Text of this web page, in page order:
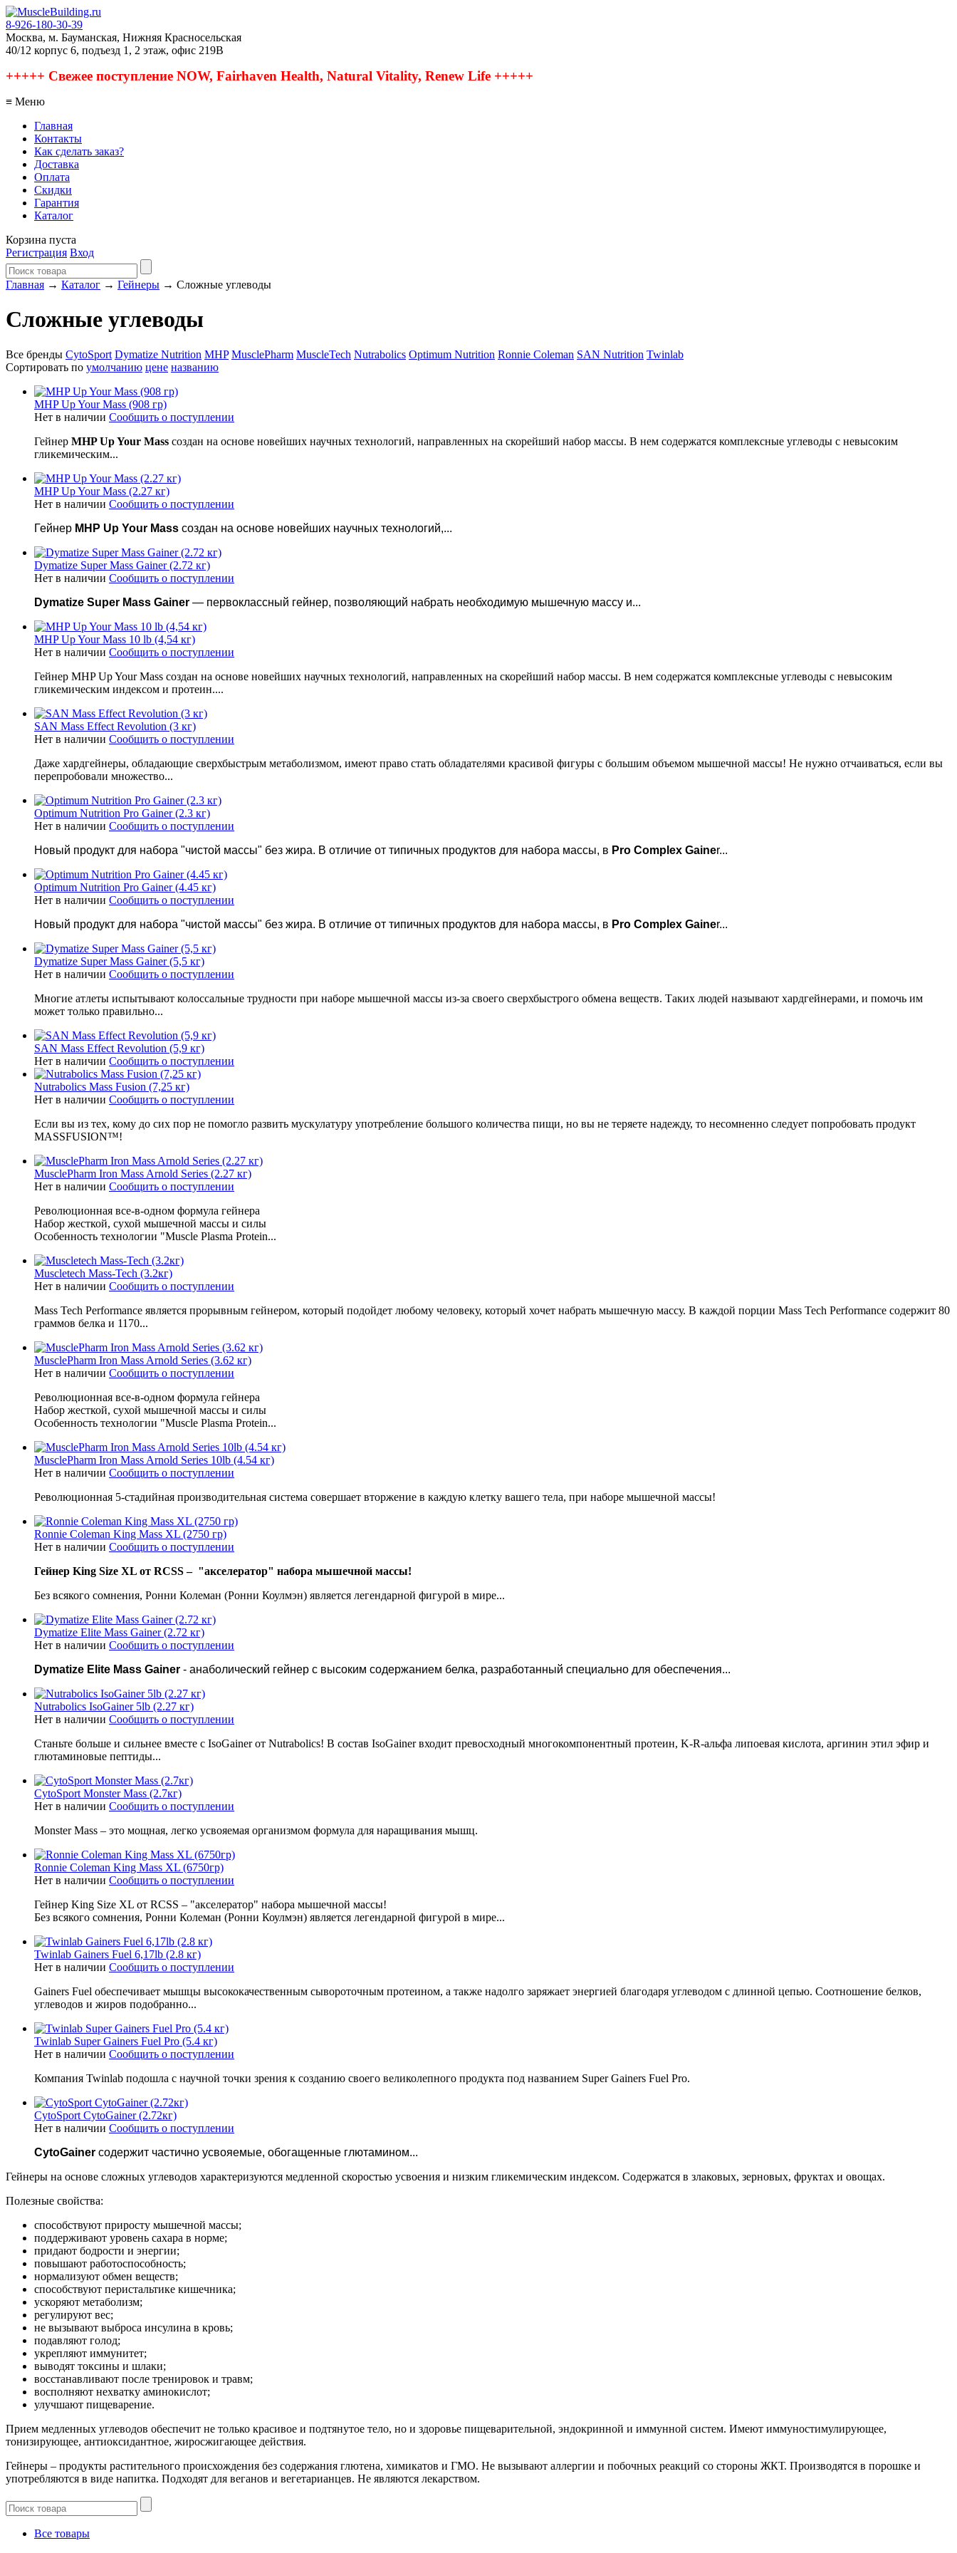
8-926-180-30-39
Москва, м. Бауманская, Нижняя Красносельская
40/12 корпус 6, подъезд 1, 2 этаж, офис 219В
+++++ Свежее поступление NOW, Fairhaven Health, Natural Vitality, Renew Life +++++
≡ Меню
Главная
Контакты
Как сделать заказ?
Доставка
Оплата
Скидки
Гарантия
Каталог
Корзина пуста
Регистрация Вход
Главная → Каталог → Гейнеры → Сложные углеводы
Сложные углеводы
Все бренды CytoSport Dymatize Nutrition MHP MusclePharm MuscleTech Nutrabolics Optimum Nutrition Ronnie Coleman SAN Nutrition Twinlab
Сортировать по умолчанию цене названию
MHP Up Your Mass (908 гр)
Нет в наличии Сообщить о поступлении
Гейнер MHP Up Your Mass создан на основе новейших научных технологий, направленных на скорейший набор массы. В нем содержатся комплексные углеводы с невысоким
гликемическим...
MHP Up Your Mass (2.27 кг)
Нет в наличии Сообщить о поступлении
Гейнер MHP Up Your Mass создан на основе новейших научных технологий,...
Dymatize Super Mass Gainer (2.72 кг)
Нет в наличии Сообщить о поступлении
Dymatize Super Mass Gainer — первоклассный гейнер, позволяющий набрать необходимую мышечную массу и...
MHP Up Your Mass 10 lb (4,54 кг)
Нет в наличии Сообщить о поступлении
Гейнер MHP Up Your Mass создан на основе новейших научных технологий, направленных на скорейший набор массы. В нем содержатся комплексные углеводы с невысоким
гликемическим индексом и протеин....
SAN Mass Effect Revolution (3 кг)
Нет в наличии Сообщить о поступлении
Даже хардгейнеры, обладающие сверхбыстрым метаболизмом, имеют право стать обладателями красивой фигуры с большим объемом мышечной массы! Не нужно отчаиваться, если вы
перепробовали множество...
Optimum Nutrition Pro Gainer (2.3 кг)
Нет в наличии Сообщить о поступлении
Новый продукт для набора "чистой массы" без жира. В отличие от типичных продуктов для набора массы, в Pro Complex Gainer...
Optimum Nutrition Pro Gainer (4.45 кг)
Нет в наличии Сообщить о поступлении
Новый продукт для набора "чистой массы" без жира. В отличие от типичных продуктов для набора массы, в Pro Complex Gainer...
Dymatize Super Mass Gainer (5,5 кг)
Нет в наличии Сообщить о поступлении
Многие атлеты испытывают колоссальные трудности при наборе мышечной массы из-за своего сверхбыстрого обмена веществ. Таких людей называют хардгейнерами, и помочь им
может только правильно...
SAN Mass Effect Revolution (5,9 кг)
Нет в наличии Сообщить о поступлении
Nutrabolics Mass Fusion (7,25 кг)
Нет в наличии Сообщить о поступлении
Если вы из тех, кому до сих пор не помогло развить мускулатуру употребление большого количества пищи, но вы не теряете надежду, то несомненно следует попробовать продукт
MASSFUSION™!
MusclePharm Iron Mass Arnold Series (2.27 кг)
Нет в наличии Сообщить о поступлении
Революционная все-в-одном формула гейнера
Набор жесткой, сухой мышечной массы и силы
Особенность технологии "Muscle Plasma Protein...
Muscletech Mass-Tech (3.2кг)
Нет в наличии Сообщить о поступлении
Mass Tech Performance является прорывным гейнером, который подойдет любому человеку, который хочет набрать мышечную массу. В каждой порции Mass Tech Performance содержит 80
граммов белка и 1170...
MusclePharm Iron Mass Arnold Series (3.62 кг)
Нет в наличии Сообщить о поступлении
Революционная все-в-одном формула гейнера
Набор жесткой, сухой мышечной массы и силы
Особенность технологии "Muscle Plasma Protein...
MusclePharm Iron Mass Arnold Series 10lb (4.54 кг)
Нет в наличии Сообщить о поступлении
Революционная 5-стадийная производительная система совершает вторжение в каждую клетку вашего тела, при наборе мышечной массы!
Ronnie Coleman King Mass XL (2750 гр)
Нет в наличии Сообщить о поступлении
Гейнер King Size XL от RCSS – "акселератор" набора мышечной массы!
Без всякого сомнения, Ронни Колеман (Ронни Коулмэн) является легендарной фигурой в мире...
Dymatize Elite Mass Gainer (2.72 кг)
Нет в наличии Сообщить о поступлении
Dymatize Elite Mass Gainer - анаболический гейнер с высоким содержанием белка, разработанный специально для обеспечения...
Nutrabolics IsoGainer 5lb (2.27 кг)
Нет в наличии Сообщить о поступлении
Станьте больше и сильнее вместе с IsoGainer от Nutrabolics! В состав IsoGainer входит превосходный многокомпонентный протеин, K-R-альфа липоевая кислота, аргинин этил эфир и
глютаминовые пептиды...
CytoSport Monster Mass (2.7кг)
Нет в наличии Сообщить о поступлении
Monster Mаss – это мощная, легко усвояемая организмом формула для наращивания мышц.
Ronnie Coleman King Mass XL (6750гр)
Нет в наличии Сообщить о поступлении
Гейнер King Size XL от RCSS – "акселератор" набора мышечной массы!
Без всякого сомнения, Ронни Колеман (Ронни Коулмэн) является легендарной фигурой в мире...
Twinlab Gainers Fuel 6,17lb (2.8 кг)
Нет в наличии Сообщить о поступлении
Gainers Fuel обеспечивает мышцы высококачественным сывороточным протеином, а также надолго заряжает энергией благодаря углеводом с длинной цепью. Соотношение белков,
углеводов и жиров подобранно...
Twinlab Super Gainers Fuel Pro (5.4 кг)
Нет в наличии Сообщить о поступлении
Компания Twinlab подошла с научной точки зрения к созданию своего великолепного продукта под названием Super Gainers Fuel Pro.
CytoSport CytoGainer (2.72кг)
Нет в наличии Сообщить о поступлении
CytoGainer содержит частично усвояемые, обогащенные глютамином...
Гейнеры на основе сложных углеводов характеризуются медленной скоростью усвоения и низким гликемическим индексом. Содержатся в злаковых, зерновых, фруктах и овощах.
Полезные свойства:
способствуют приросту мышечной массы;
поддерживают уровень сахара в норме;
придают бодрости и энергии;
повышают работоспособность;
нормализуют обмен веществ;
способствуют перистальтике кишечника;
ускоряют метаболизм;
регулируют вес;
не вызывают выброса инсулина в кровь;
подавляют голод;
укрепляют иммунитет;
выводят токсины и шлаки;
восстанавливают после тренировок и травм;
восполняют нехватку аминокислот;
улучшают пищеварение.
Прием медленных углеводов обеспечит не только красивое и подтянутое тело, но и здоровье пищеварительной, эндокринной и иммунной систем. Имеют иммуностимулирующее,
тонизирующее, антиоксидантное, жиросжигающее действия.
Гейнеры – продукты растительного происхождения без содержания глютена, химикатов и ГМО. Не вызывают аллергии и побочных реакций со стороны ЖКТ. Производятся в порошке и
употребляются в виде напитка. Подходят для веганов и вегетарианцев. Не являются лекарством.
Все товары